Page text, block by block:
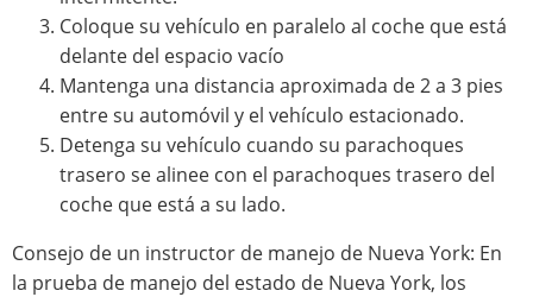
Coloque su vehículo en paralelo al coche que está
delante del espacio vacío
Mantenga una distancia aproximada de 2 a 3 pies
entre su automóvil y el vehículo estacionado.
Detenga su vehículo cuando su parachoques
trasero se alinee con el parachoques trasero del
coche que está a su lado.
Consejo de un instructor de manejo de Nueva York: En
la prueba de manejo del estado de Nueva York, los